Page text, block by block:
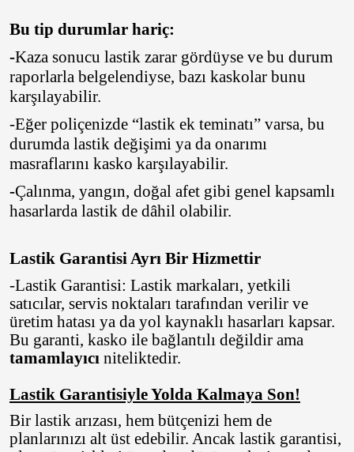
Bu tip durumlar hariç:
-Kaza sonucu lastik zarar gördüyse ve bu durum
raporlarla belgelendiyse, bazı kaskolar bunu
karşılayabilir.
-Eğer poliçenizde “lastik ek teminatı” varsa, bu
durumda lastik değişimi ya da onarımı
masraflarını kasko karşılayabilir.
-Çalınma, yangın, doğal afet gibi genel kapsamlı
hasarlarda lastik de dâhil olabilir.
Lastik Garantisi Ayrı Bir Hizmettir
-Lastik Garantisi: Lastik markaları, yetkili
satıcılar, servis noktaları tarafından verilir ve
üretim hatası ya da yol kaynaklı hasarları kapsar.
Bu garanti, kasko ile bağlantılı değildir ama
tamamlayıcı niteliktedir.
Lastik Garantisiyle Yolda Kalmaya Son!
Bir lastik arızası, hem bütçenizi hem de
planlarınızı alt üst edebilir. Ancak lastik garantisi,